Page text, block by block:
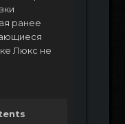
ранее
Люкс не